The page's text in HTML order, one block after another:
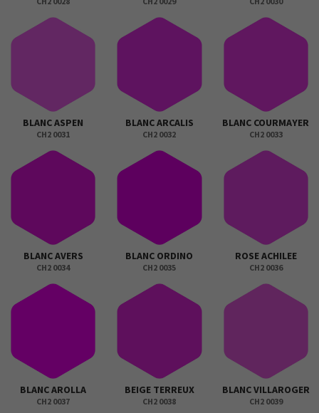
BLANC ASPEN
CH2 0031
BLANC ARCALIS
CH2 0032
BLANC COURMAYER
CH2 0033
BLANC AVERS
CH2 0034
BLANC ORDINO
CH2 0035
ROSE ACHILEE
CH2 0036
BLANC AROLLA
CH2 0037
BEIGE TERREUX
CH2 0038
BLANC VILLAROGER
CH2 0039